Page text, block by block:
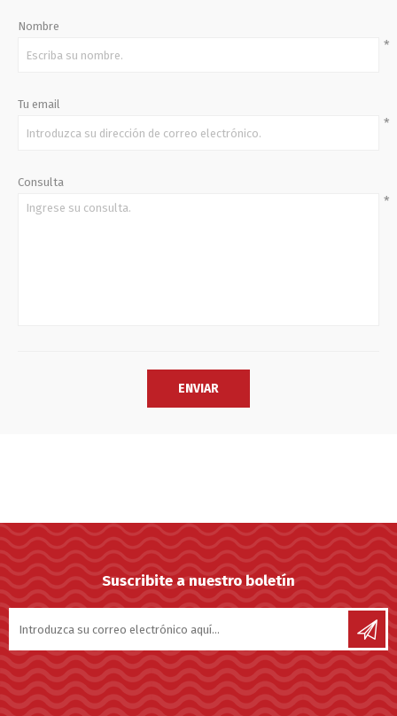
Nombre
*
Tu email
*
Consulta
*
Suscribite a nuestro boletín